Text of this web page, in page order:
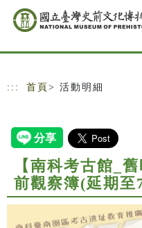
跳到主要內容
網站導覽
::: 首頁 > 活動明細
【南科考古館_
前觀察簿(延期至